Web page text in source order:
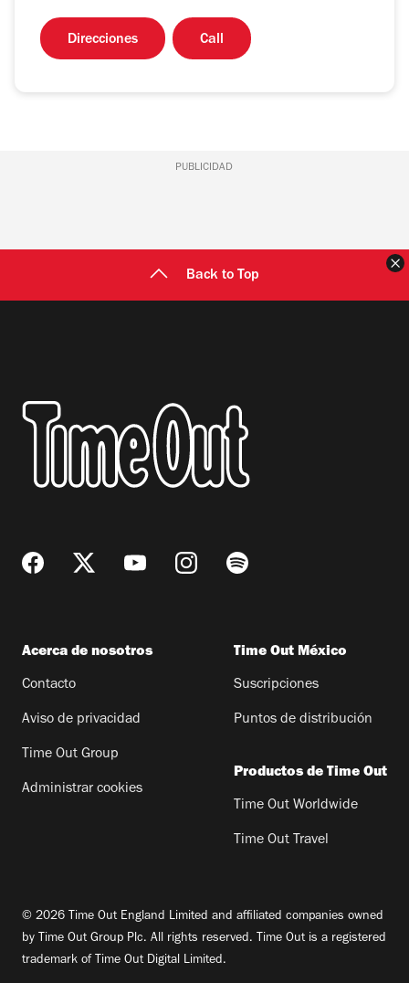
Direcciones Call
PUBLICIDAD
Back to Top
Acerca de nosotros
Contacto
Aviso de privacidad
Time Out Group
Administrar cookies
Time Out México
Suscripciones
Puntos de distribución
Productos de Time Out
Time Out Worldwide
Time Out Travel
© 2026 Time Out England Limited and affiliated companies owned
by Time Out Group Plc. All rights reserved. Time Out is a registered
trademark of Time Out Digital Limited.